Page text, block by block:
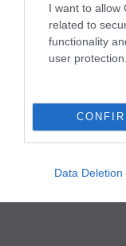
I want to allow
related to
functionality
user protection.
Data Deletion